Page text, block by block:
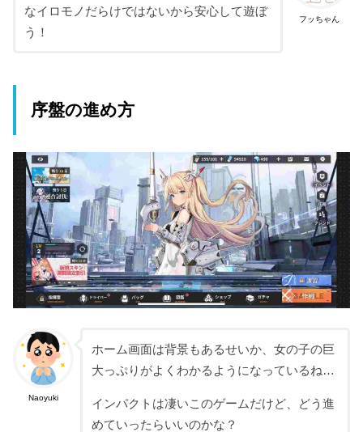
フッちゃん
なイロモノだらけではないから安心して遊ぼ
う！
序盤の進め方
Naoyuki
ホーム画面は背景もあるせいか、女の子の巨
大っぷりがよくわかるようになっているね…
インパクトは凄いこのゲームだけど、どう進
めていったらいいのかな？